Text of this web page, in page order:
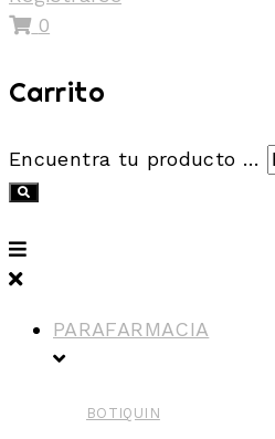
0
Carrito
Encuentra tu producto …
PARAFARMACIA
BOTIQUIN